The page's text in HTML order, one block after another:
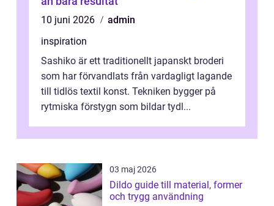
10 juni 2026
admin
inspiration
Sashiko är ett traditionellt japanskt broderi
som har förvandlats från vardagligt lagande
till tidlös textil konst. Tekniken bygger på
rytmiska förstygn som bildar tydl...
03 maj 2026
Dildo guide till material, former
och trygg användning